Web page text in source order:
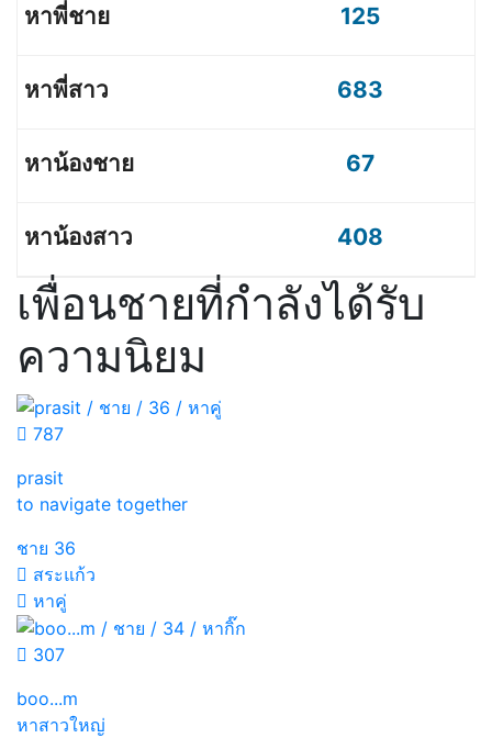
125
683
67
408
เพื่อนชายที่กำลังได้รับ
ความนิยม
787
prasit
to navigate together
ชาย 36
สระแก้ว
หาคู่
307
boo...m
หาสาวใหญ่